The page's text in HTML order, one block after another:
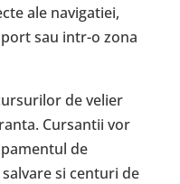
ale navigatiei,
sau intr-o zona
de velier
Cursantii vor
de
si centuri de